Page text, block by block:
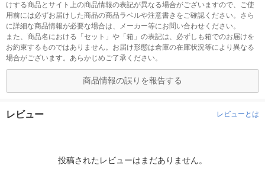
けする商品とサイト上の商品情報の表記が異なる場合がございますので、ご使
用前には必ずお届けした商品の商品ラベルや注意書きをご確認ください。さら
に詳細な商品情報が必要な場合は、メーカー等にお問い合わせください。
また、商品名における「セット」や「箱」の表記は、必ずしも箱でのお届けを
お約束するものではありません。お届け形態は倉庫の在庫状況等により異なる
場合がございます。あらかじめご了承ください。
商品情報の誤りを報告する
レビュー レビューとは
投稿されたレビューはまだありません。